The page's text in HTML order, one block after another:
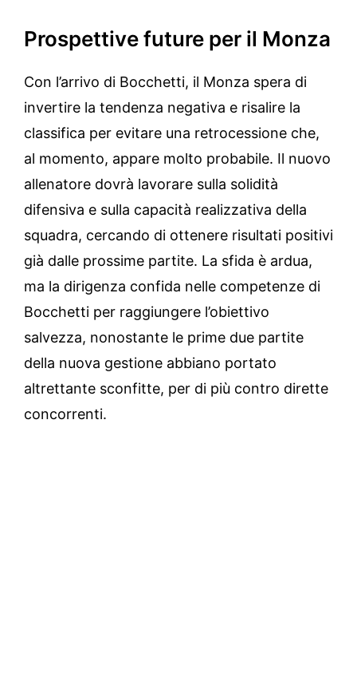
Prospettive future per il Monza
Con l’arrivo di Bocchetti, il Monza spera di
invertire la tendenza negativa e risalire la
classifica per evitare una retrocessione che,
al momento, appare molto probabile. Il nuovo
allenatore dovrà lavorare sulla solidità
difensiva e sulla capacità realizzativa della
squadra, cercando di ottenere risultati positivi
già dalle prossime partite. La sfida è ardua,
ma la dirigenza confida nelle competenze di
Bocchetti per raggiungere l’obiettivo
salvezza, nonostante le prime due partite
della nuova gestione abbiano portato
altrettante sconfitte, per di più contro dirette
concorrenti.